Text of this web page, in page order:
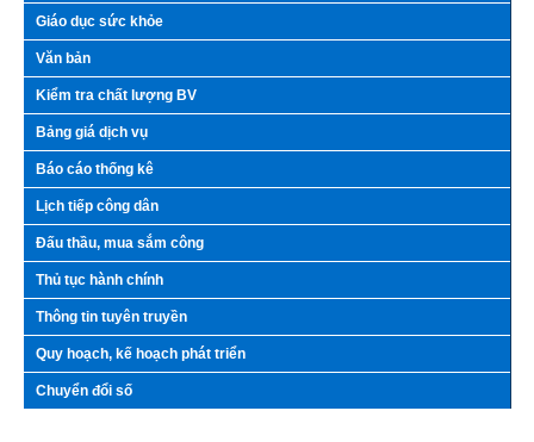
Giáo dục sức khỏe
Văn bản
Kiểm tra chất lượng BV
Bảng giá dịch vụ
Báo cáo thống kê
Lịch tiếp công dân
Đấu thầu, mua sắm công
Thủ tục hành chính
Thông tin tuyên truyền
Quy hoạch, kế hoạch phát triển
Chuyển đổi số